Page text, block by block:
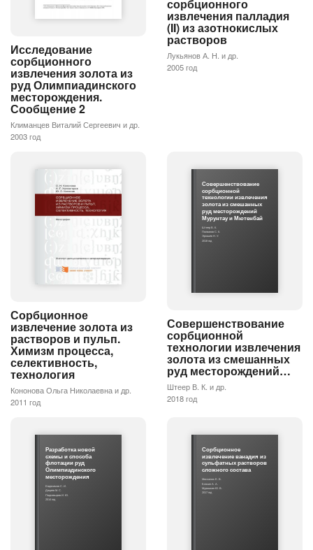
Исследование
сорбционного
извлечения золота из
руд Олимпиадинского
месторождения.
Сообщение 2
Климанцев Виталий Сергеевич и др.
2003 год
сорбционного
извлечения палладия
(II) из азотнокислых
растворов
Лукьянов А. Н. и др.
2005 год
Сорбционное
извлечение золота из
растворов и пульп.
Химизм процесса,
селективность,
технология
Кононова Ольга Николаевна и др.
2011 год
Совершенствование
сорбционной
технологии извлечения
золота из смешанных
руд месторождений
Мурунтау и Мютенбай
Штеер В. К.
Полванов С. К.
Эргашев Н. У.
2018 год
Совершенствование
сорбционной
технологии извлечения
золота из смешанных
руд месторождений…
Штеер В. К. и др.
2018 год
Разработка новой
схемы и способа
флотации руд
Олимпиадинского
месторождения
Евдокимов С. И.
Дациев М. С.
Подковыров И. Ю.
2014 год
Сорбционное
извлечение ванадия из
сульфатных растворов
сложного состава
Москалюк Е. В.
Блохин А. А.
Мурашкин Ю. В.
2017 год